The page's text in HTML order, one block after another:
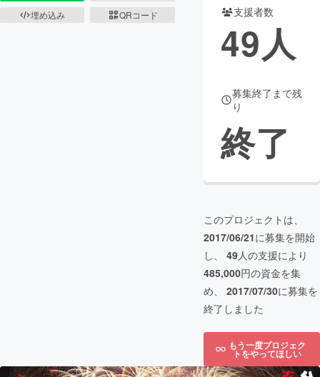
埋め込み
QRコード 支援者数
49人
募集終了まで残
り
終了
このプロジェクトは、
2017/06/21に募集を開始
し、 49人の支援により
485,000円の資金を集
め、 2017/07/30に募集を
終了しました
もう一度プロジェク
トをやってほしい